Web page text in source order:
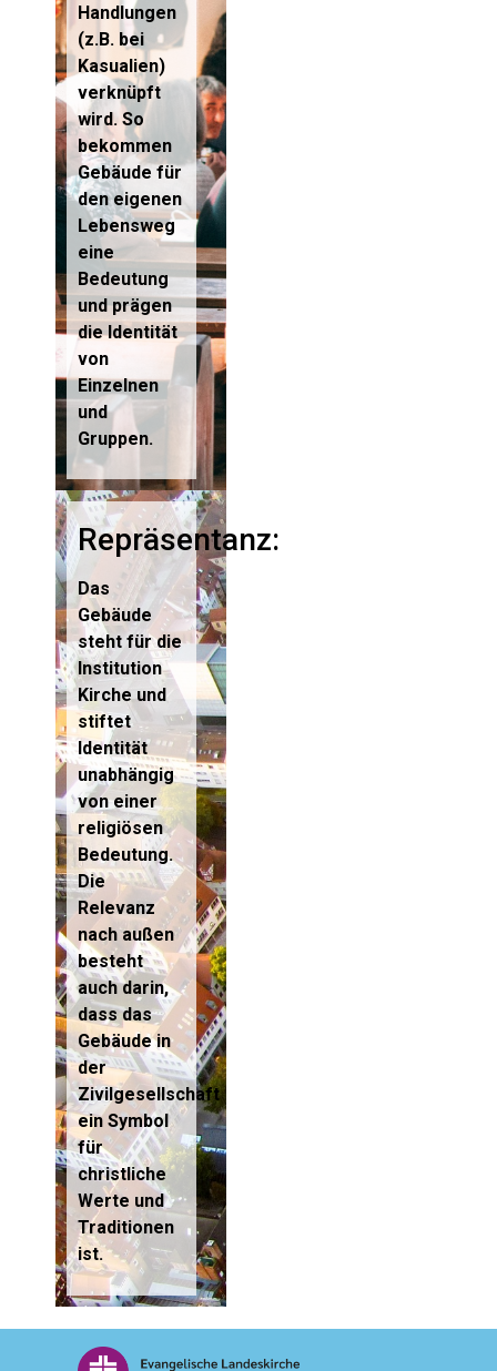
Handlungen
(z.B. bei
Kasualien)
verknüpft
wird. So
bekommen
Gebäude für
den eigenen
Lebensweg
eine
Bedeutung
und prägen
die Identität
von
Einzelnen
und
Gruppen.
Repräsentanz:
Das
Gebäude
steht für die
Institution
Kirche und
stiftet
Identität
unabhängig
von einer
religiösen
Bedeutung.
Die
Relevanz
nach außen
besteht
auch darin,
dass das
Gebäude in
der
Zivilgesellschaft
ein Symbol
für
christliche
Werte und
Traditionen
ist.